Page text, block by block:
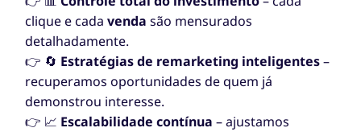
clique e cadavenda são mensurados
detalhadamente.
👉 🔄 Estratégias de remarketing inteligentes–
recuperamos oportunidades de quem já
demonstrou interesse.
👉 📈 Escalabilidade contínua – ajustamos